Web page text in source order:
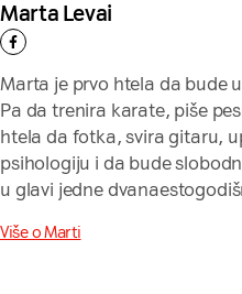
Marta Levai
Marta je prvo htela da bude
Pa da trenira karate, piše
htela da fotka, svira gitaru,
psihologiju i da bude
u glavi jedne
Više o Marti